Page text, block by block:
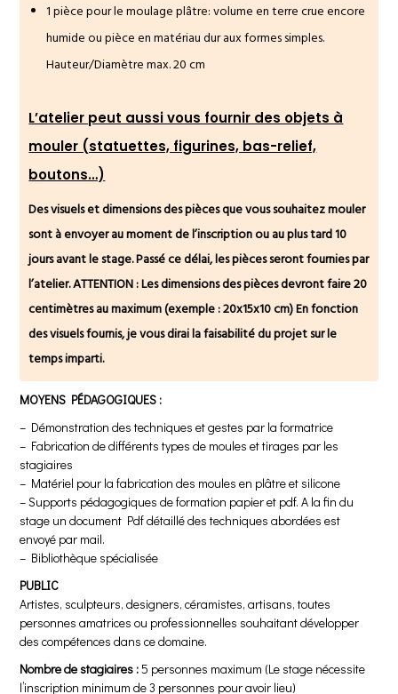
1 pièce pour le moulage plâtre: volume en terre crue encore
humide ou pièce en matériau dur aux formes simples.
Hauteur/Diamètre max. 20 cm
L’atelier peut aussi vous fournir des objets à
mouler (statuettes, figurines, bas-relief,
boutons…)
Des visuels et dimensions des pièces que vous souhaitez mouler
sont à envoyer au moment de l’inscription ou au plus tard 10
jours avant le stage. Passé ce délai, les pièces seront fournies par
l’atelier. ATTENTION : Les dimensions des pièces devront faire 20
centimètres au maximum (exemple : 20x15x10 cm) En fonction
des visuels fournis, je vous dirai la faisabilité du projet sur le
temps imparti.
MOYENS PÉDAGOGIQUES :
– Démonstration des techniques et gestes par la formatrice
– Fabrication de différents types de moules et tirages par les
stagiaires
– Matériel pour la fabrication des moules en plâtre et silicone
– Supports pédagogiques de formation papier et pdf. A la fin du
stage un document Pdf détaillé des techniques abordées est
envoyé par mail.
– Bibliothèque spécialisée
PUBLIC
Artistes, sculpteurs, designers, céramistes, artisans, toutes
personnes amatrices ou professionnelles souhaitant développer
des compétences dans ce domaine.
Nombre de stagiaires :5 personnes maximum (Le stage nécessite
l’inscription minimum de 3 personnes pour avoir lieu)